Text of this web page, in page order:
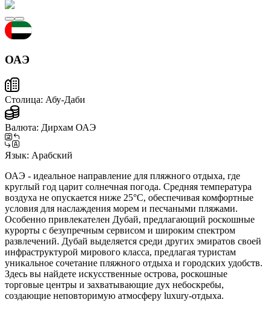
ОАЭ
Столица: Абу-Даби
Валюта: Дирхам ОАЭ
Язык: Арабский
ОАЭ - идеальное направление для пляжного отдыха, где
круглый год царит солнечная погода. Средняя температура
воздуха не опускается ниже 25°C, обеспечивая комфортные
условия для наслаждения морем и песчаными пляжами.
Особенно привлекателен Дубай, предлагающий роскошные
курорты с безупречным сервисом и широким спектром
развлечений. Дубай выделяется среди других эмиратов своей
инфраструктурой мирового класса, предлагая туристам
уникальное сочетание пляжного отдыха и городских удобств.
Здесь вы найдете искусственные острова, роскошные
торговые центры и захватывающие дух небоскребы,
создающие неповторимую атмосферу luxury-отдыха.